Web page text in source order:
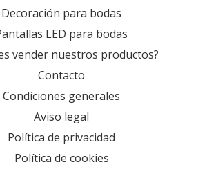
Decoración para bodas
LED para bodas
vender nuestros productos?
Contacto
Condiciones generales
Aviso legal
Política de privacidad
Política de cookies